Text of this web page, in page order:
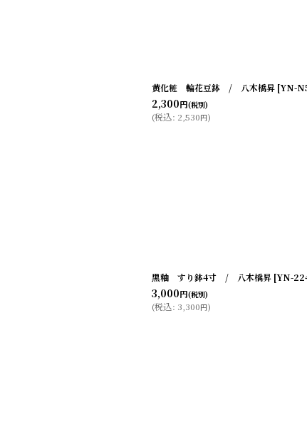
黄化粧 輪花豆鉢 / 八木橋昇 [YN-
2,300円(税別)
(税込: 2,530円)
黒釉 すり鉢4寸 / 八木橋昇 [YN-
3,000円(税別)
(税込: 3,300円)